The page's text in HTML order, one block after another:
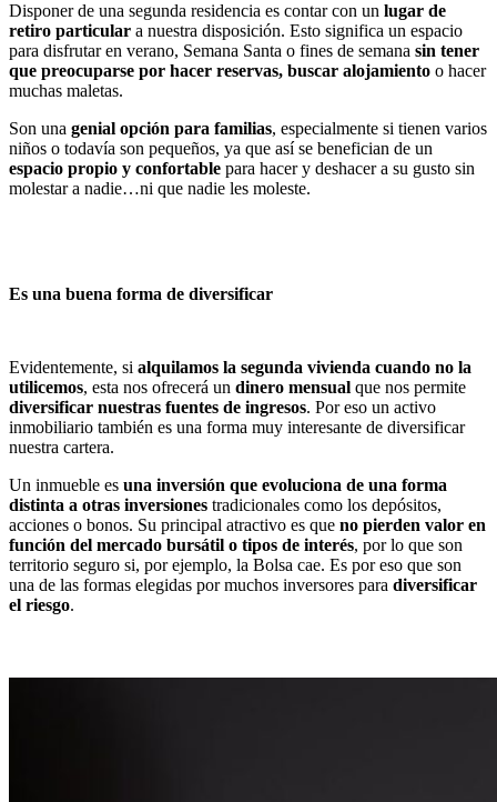
Disponer de una segunda residencia es contar con un lugar de
retiro particular a nuestra disposición. Esto significa un espacio
para disfrutar en verano, Semana Santa o fines de semana sin tener
que preocuparse por hacer reservas, buscar alojamiento o hacer
muchas maletas.
Son una genial opción para familias, especialmente si tienen varios
niños o todavía son pequeños, ya que así se benefician de un
espacio propio y confortable para hacer y deshacer a su gusto sin
molestar a nadie…ni que nadie les moleste.
Es una buena forma de diversificar
Evidentemente, si alquilamos la segunda vivienda cuando no la
utilicemos, esta nos ofrecerá un dinero mensual que nos permite
diversificar nuestras fuentes de ingresos. Por eso un activo
inmobiliario también es una forma muy interesante de diversificar
nuestra cartera.
Un inmueble es una inversión que evoluciona de una forma
distinta a otras inversiones tradicionales como los depósitos,
acciones o bonos. Su principal atractivo es que no pierden valor en
función del mercado bursátil o tipos de interés, por lo que son
territorio seguro si, por ejemplo, la Bolsa cae. Es por eso que son
una de las formas elegidas por muchos inversores para diversificar
el riesgo.